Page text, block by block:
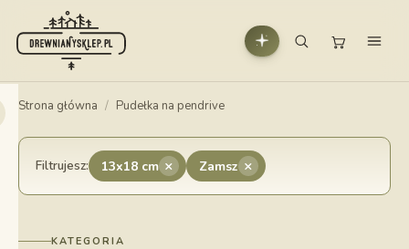
Strona główna / Pudełka na pendrive
Filtrujesz: 13x18 cm × Zamsz ×
KATEGORIA